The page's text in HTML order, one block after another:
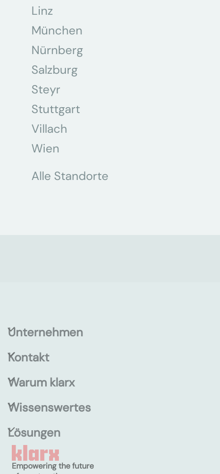
Linz
München
Nürnberg
Salzburg
Steyr
Stuttgart
Villach
Wien
Alle Standorte
Unternehmen
Kontakt
Warum klarx
Wissenswertes
Lösungen
Empowering the future